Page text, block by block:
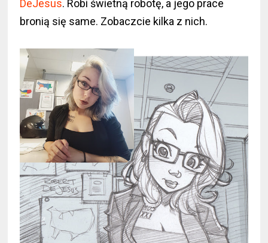
DeJesus. Robi świetną robotę, a jego prace
bronią się same. Zobaczcie kilka z nich.